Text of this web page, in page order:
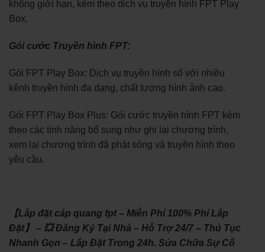
không giới hạn, kèm theo dịch vụ truyền hình FPT Play
Box.
Gói cước Truyền hình FPT:
Gói FPT Play Box: Dịch vụ truyền hình số với nhiều
kênh truyền hình đa dạng, chất lượng hình ảnh cao.
Gói FPT Play Box Plus: Gói cước truyền hình FPT kèm
theo các tính năng bổ sung như ghi lại chương trình,
xem lại chương trình đã phát sóng và truyền hình theo
yêu cầu.
【Lắp đặt cáp quang fpt – Miễn Phí 100% Phí Lắp
Đặt】 – 💥 Đăng Ký Tại Nhà – Hỗ Trợ 24/7 – Thủ Tục
Nhanh Gọn – Lắp Đặt Trong 24h. Sửa Chữa Sự Cố